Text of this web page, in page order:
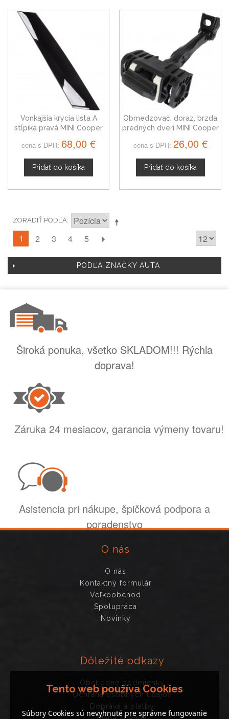
Vonkajšia krycia lišta A
stĺpika pravá MINI Cooper
cena s DPH: 68,00 €
Pridať do košíka
Obmedzovač, doraz, brzda
predných dverí MINI Cooper
cena s DPH: 26,00 €
Pridať do košíka
ZORADIŤ PODĽA
1 2 3 4 5
PODĽA ZNAČKY AUTA
Široká ponuka, všetko SKLADOM!!! Rýchla
doprava!
Záruka 24 mesiacov, garancia výmeny tovaru!
Asistencia pri nákupe, špičková podpora a
poradenstvo
O nás
O nás
Kontaktný formulár
Veľkoobchod
Spolupráca
Novinky
Dôležité odkazy
Obchodné podmienky
Ochrana osobných údajov
Doprava a platby
Tento web používa Cookies
Súbory Cookies sú nevyhnuté pre správne fungovanie